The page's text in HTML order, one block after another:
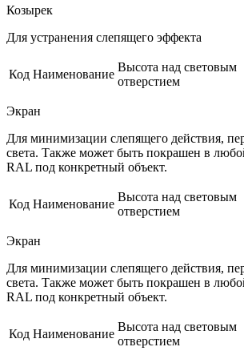
Козырек
Для устранения слепящего эффекта
Код Наименование
Высота над световым
отверстием
Экран
Для минимизации слепящего действия,
света. Также может быть покрашен в
RAL под конкретный объект.
Код Наименование
Высота над световым
отверстием
Экран
Для минимизации слепящего действия,
света. Также может быть покрашен в
RAL под конкретный объект.
Код Наименование
Высота над световым
отверстием